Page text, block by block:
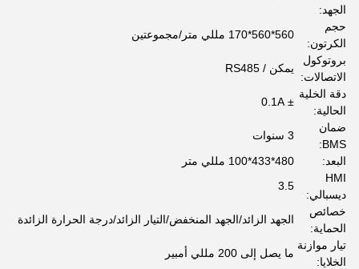
الجهد:
حجم
الكرتون:
560*560*170 مللي متر/مجموعتين
بروتوكول
الاتصالات:
يمكن / RS485
دقة الخلية
الحالية:
± 0.1A
ضمان
BMS:
3 سنوات
البعد:
480*433*100 مللي متر
HMI
ديسبالي:
3.5
خصائص
الحماية:
الجهد الزائد/الجهد المنخفض/التيار الزائد/درجة الحرارة الزائدة
تيار موازنة
الخلايا:
ما يصل إلى 200 مللي أمبير